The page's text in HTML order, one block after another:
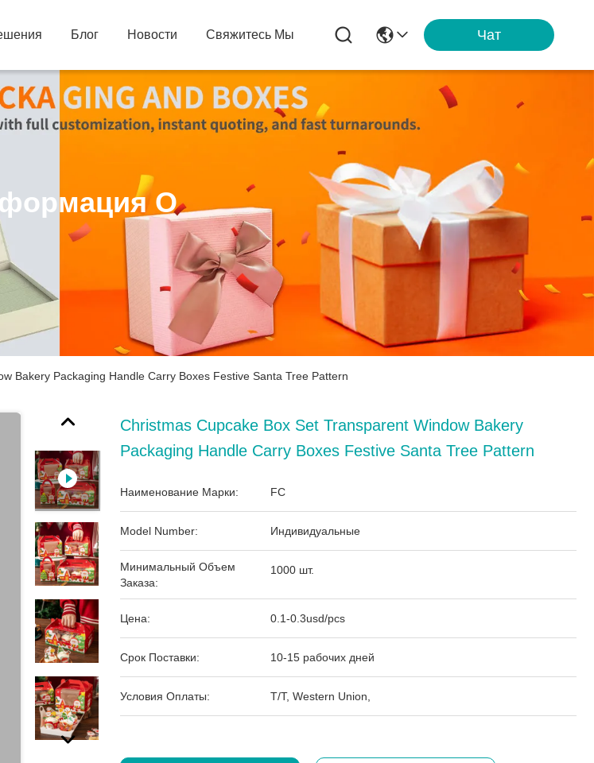
Блог Новости Свяжитесь Мы Чат
О
Bakery Packaging Handle Carry Boxes Festive Santa Tree Pattern
Christmas Cupcake Box Set Transparent Window Bakery
Packaging Handle Carry Boxes Festive Santa Tree Pattern
Наименование Марки: FC
Model Number: Индивидуальные
Минимальный Объем
Заказа:
1000 шт.
Цена: 0.1-0.3usd/pcs
Срок Поставки: 10-15 рабочих дней
Условия Оплаты: T/T, Western Union,